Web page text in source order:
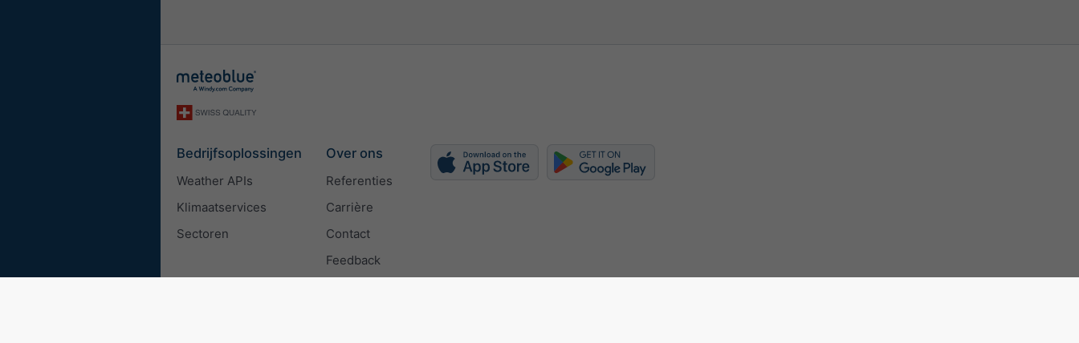
Bedrijfsoplossingen
Weather APIs
Klimaatservices
Sectoren
Over ons
Referenties
Carrière
Contact
Feedback